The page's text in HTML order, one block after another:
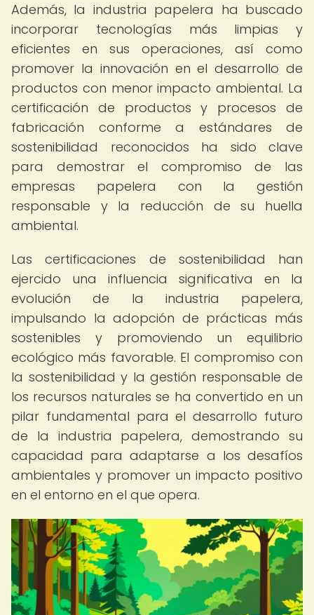
Además, la industria papelera ha buscado
incorporar tecnologías más limpias y
eficientes en sus operaciones, así como
promover la innovación en el desarrollo de
productos con menor impacto ambiental. La
certificación de productos y procesos de
fabricación conforme a estándares de
sostenibilidad reconocidos ha sido clave
para demostrar el compromiso de las
empresas papelera con la gestión
responsable y la reducción de su huella
ambiental.
Las certificaciones de sostenibilidad han
ejercido una influencia significativa en la
evolución de la industria papelera,
impulsando la adopción de prácticas más
sostenibles y promoviendo un equilibrio
ecológico más favorable. El compromiso con
la sostenibilidad y la gestión responsable de
los recursos naturales se ha convertido en un
pilar fundamental para el desarrollo futuro
de la industria papelera, demostrando su
capacidad para adaptarse a los desafíos
ambientales y promover un impacto positivo
en el entorno en el que opera.